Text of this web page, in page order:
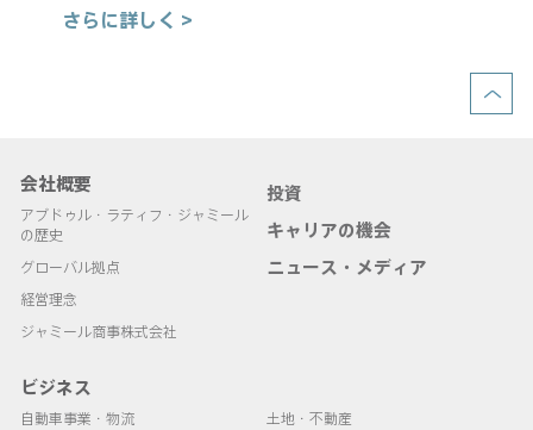
さらに詳しく >
会社概要
アブドゥル・ラティフ・ジャミール
の歴史
グローバル拠点
経営理念
ジャミール商事株式会社
投資
キャリアの機会
ニュース・メディア
ビジネス
自動車事業・物流
土地・不動産